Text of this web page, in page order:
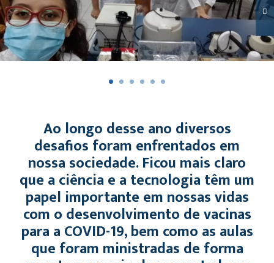
Ao longo desse ano diversos
desafios foram enfrentados em
nossa sociedade. Ficou mais claro
que a ciência e a tecnologia têm um
papel importante em nossas vidas
com o desenvolvimento de vacinas
para a COVID-19, bem como as aulas
que foram ministradas de forma